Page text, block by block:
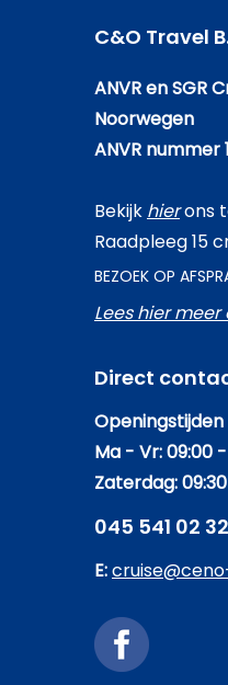
C&O Travel
ANVR en SGR
Noorwegen
ANVR nummer
Bekijk hierons
Raadpleeg 15
BEZOEK OP
Lees hier meer
Direct
Openingstijden
Ma - Vr: 09:00 -
Zaterdag:
045 541 02 32
E: